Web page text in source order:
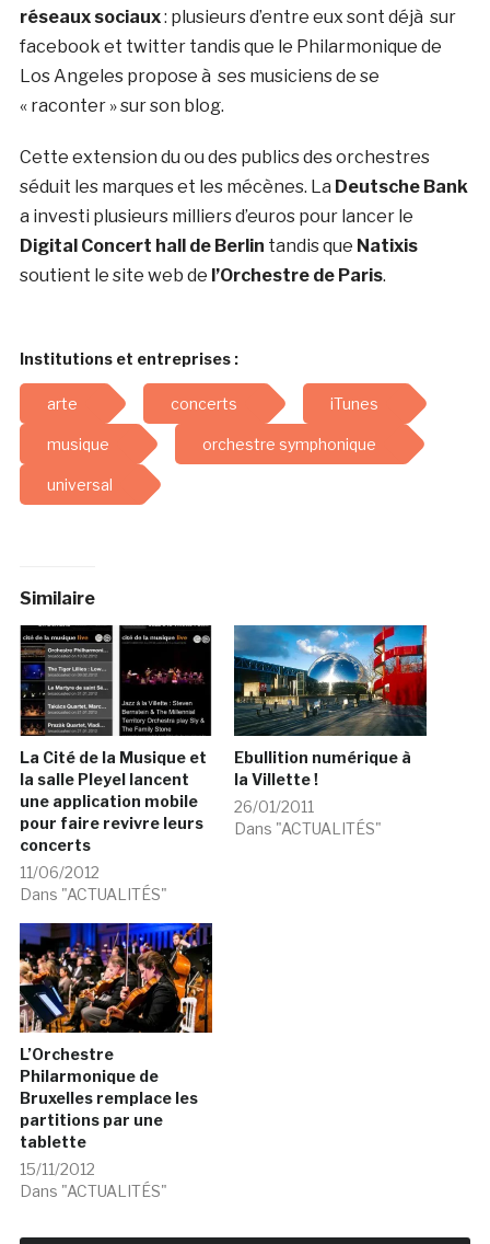
réseaux sociaux: plusieurs d’entre eux sont déjà sur
facebook et twitter tandis que le Philarmonique de
Los Angeles propose à ses musiciens de se
« raconter » sur son blog.
Cette extension du ou des publics des orchestres
séduit les marques et les mécènes. La Deutsche Bank
a investi plusieurs milliers d’euros pour lancer le
Digital Concert hall de Berlin tandis que Natixis
soutient le site web de l’Orchestre de Paris.
Institutions et entreprises :
arte concerts iTunes
musique orchestre symphonique
universal
Similaire
La Cité de la Musique et
la salle Pleyel lancent
une application mobile
pour faire revivre leurs
concerts
11/06/2012
Dans "ACTUALITÉS"
Ebullition numérique à
la Villette !
26/01/2011
Dans "ACTUALITÉS"
L’Orchestre
Philarmonique de
Bruxelles remplace les
partitions par une
tablette
15/11/2012
Dans "ACTUALITÉS"